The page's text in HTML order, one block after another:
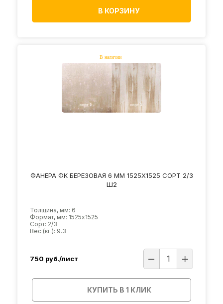
В КОРЗИНУ
ФАНЕРА ФК БЕРЕЗОВАЯ 6 ММ 1525Х1525 СОРТ 2/3
Ш2
Толщина, мм: 6
Формат, мм: 1525х1525
Сорт: 2/3
Вес (кг.): 9.3
750 руб./лист
КУПИТЬ В 1 КЛИК